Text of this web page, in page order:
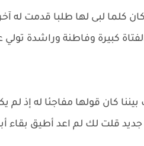
كلما لبى لها طلبا قدمت له
كبيرة وفاطنة وراشدة
كان قولها مفاجئا له إذ
قلت لك لم اعد أطيق بقاء